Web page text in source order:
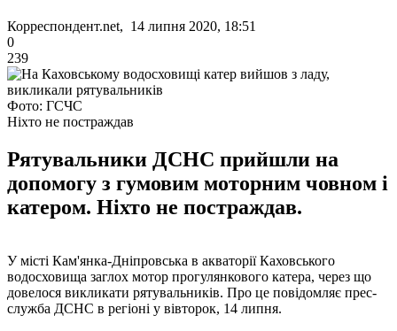
Корреспондент.net, 14 липня 2020, 18:51
0
239
Фото: ГСЧС
Ніхто не постраждав
Рятувальники ДСНС прийшли на
допомогу з гумовим моторним човном і
катером. Ніхто не постраждав.
У місті Кам'янка-Дніпровська в акваторії Каховського
водосховища заглох мотор прогулянкового катера, через що
довелося викликати рятувальників. Про це повідомляє прес-
служба ДСНС в регіоні у вівторок, 14 липня.